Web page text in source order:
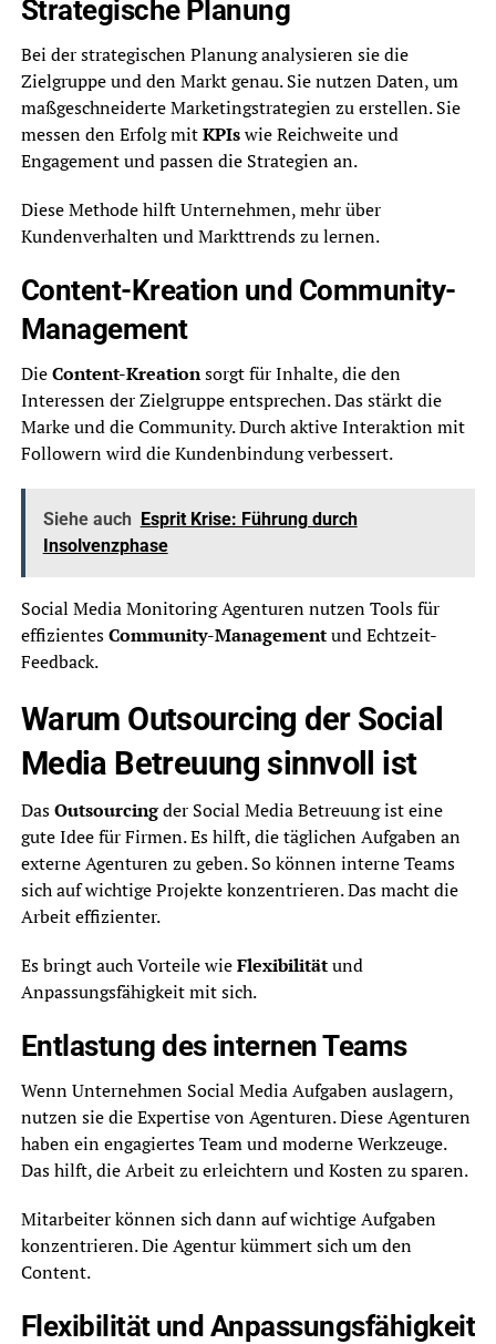
Strategische Planung
Bei der strategischen Planung analysieren sie die
Zielgruppe und den Markt genau. Sie nutzen Daten, um
maßgeschneiderte Marketingstrategien zu erstellen. Sie
messen den Erfolg mitKPIswie Reichweite und
Engagement und passen die Strategien an.
Diese Methode hilft Unternehmen, mehr über
Kundenverhalten und Markttrends zu lernen.
Content-Kreation und Community-
Management
DieContent-Kreationsorgt für Inhalte, die den
Interessen der Zielgruppe entsprechen. Das stärkt die
Marke und die Community. Durch aktive Interaktion mit
Followern wird die Kundenbindung verbessert.
Siehe auch Esprit Krise: Führung durch
Insolvenzphase
Social Media Monitoring Agenturen nutzen Tools für
effizientesCommunity-Managementund Echtzeit-
Feedback.
Warum Outsourcing der Social
Media Betreuung sinnvoll ist
DasOutsourcingder Social Media Betreuung ist eine
gute Idee für Firmen. Es hilft, die täglichen Aufgaben an
externe Agenturen zu geben. So können interne Teams
sich auf wichtige Projekte konzentrieren. Das macht die
Arbeit effizienter.
Es bringt auch Vorteile wieFlexibilitätund
Anpassungsfähigkeit mit sich.
Entlastung des internen Teams
Wenn Unternehmen Social Media Aufgaben auslagern,
nutzen sie die Expertise von Agenturen. Diese Agenturen
haben ein engagiertes Team und moderne Werkzeuge.
Das hilft, die Arbeit zu erleichtern und Kosten zu sparen.
Mitarbeiter können sich dann auf wichtige Aufgaben
konzentrieren. Die Agentur kümmert sich um den
Content.
Flexibilität und Anpassungsfähigkeit